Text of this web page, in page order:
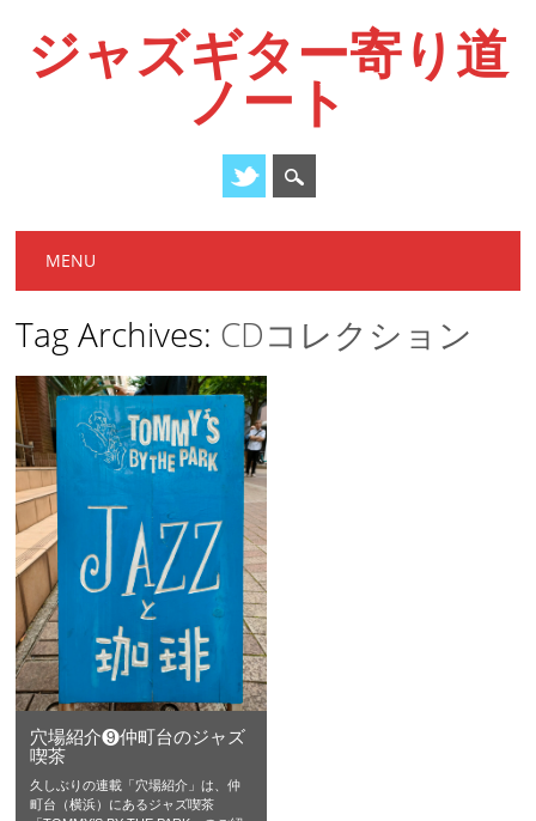
ジャズギター寄り道
ノート
Main menu
MENU
Tag Archives: CDコレクション
穴場紹介❾仲町台のジャズ
喫茶
久しぶりの連載「穴場紹介」は、仲
町台（横浜）にあるジャズ喫茶